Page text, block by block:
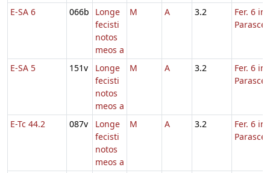
E-SA 6 066b
Longe
fecisti
notos
meos a
M A 3.2
Fer. 6 in
E-SA 5 151v
Longe
fecisti
notos
meos a
M A 3.2
Fer. 6 in
E-Tc 44.2 087v
Longe
fecisti
notos
meos a
M A 3.2
Fer. 6 in